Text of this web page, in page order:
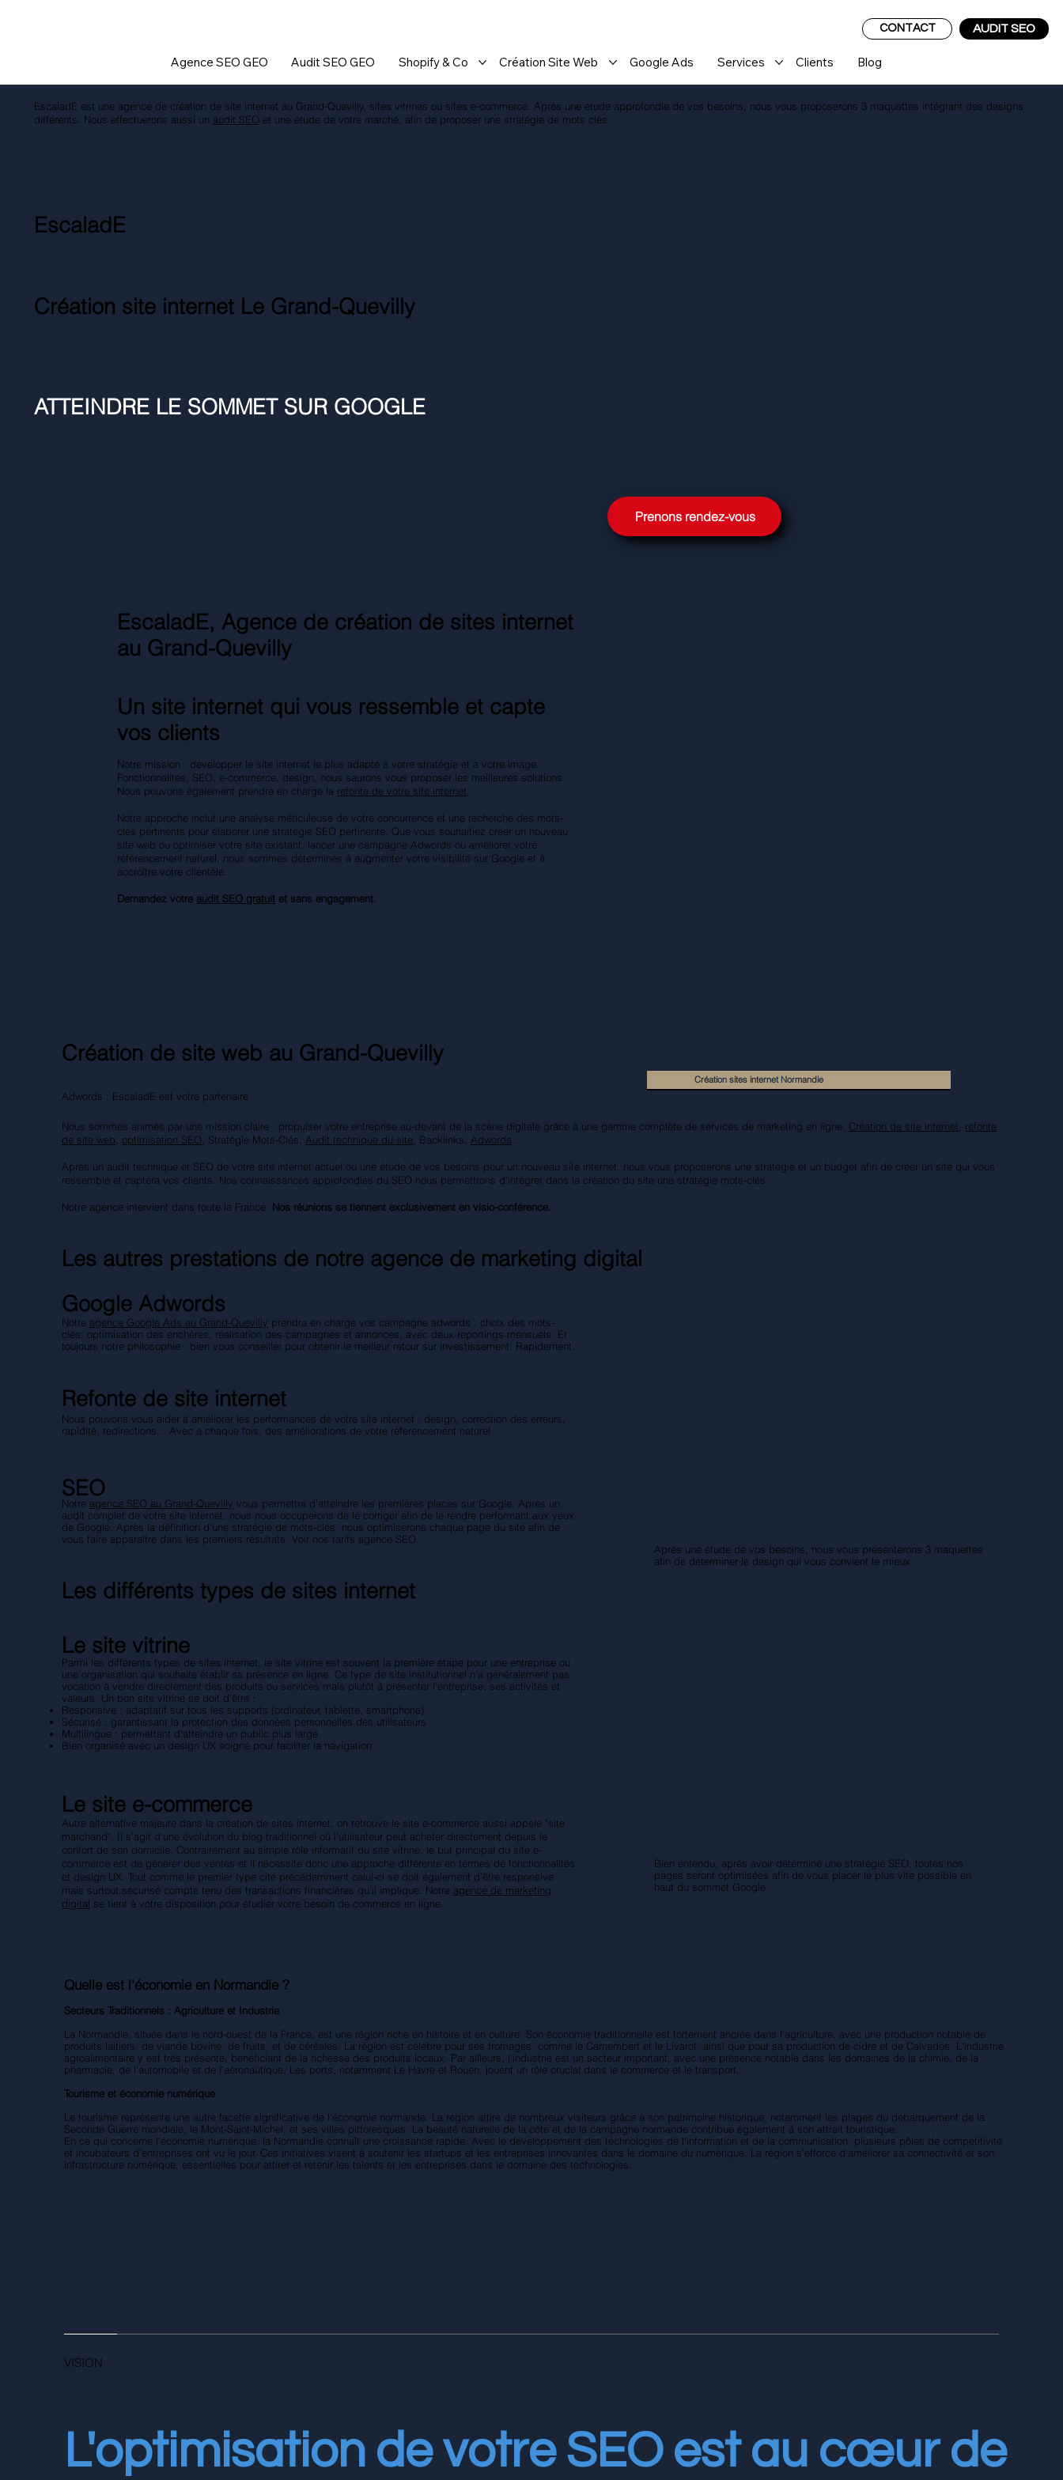
AUDIT SEO
CONTACT
Agence SEO GEO Audit SEO GEO Shopify & Co Création Site Web Google Ads Services Clients Blog
EscaladE
ATTEINDRE LE SOMMET SUR GOOGLE
Création site internet Le Grand-Quevilly
EscaladE est une agence de création de site internet au Grand-Quevilly, sites vitrines ou sites e-commerce. Après une étude approfondie de vos besoins, nous vous proposerons 3 maquettes intégrant des designs
différents. Nous effectuerons aussi un audit SEO et une étude de votre marché, afin de proposer une stratégie de mots clés.
Prenons rendez-vous
Nous sommes animés par une mission claire : propulser votre entreprise au-devant de la scène digitale grâce à une gamme complète de services de marketing en ligne. Création de site internet, refonte
de site web,optimisation SEO, Stratégie Mots-Clés,Audit technique du site, Backlinks,Adwords...
Après un audit technique et SEO de votre site internet actuel ou une étude de vos besoins pour un nouveau site internet, nous vous proposerons une stratégie et un budget afin de créer un site qui vous
ressemble et captera vos clients. Nos connaissances approfondies du SEO nous permettrons d'intégrer dans la création du site une stratégie mots-clés.
Notre agence intervient dans toute la France. Nos réunions se tiennent exclusivement en visio-conférence.
Création de site web au Grand-Quevilly
Adwords : EscaladE est votre partenaire
Les autres prestations de notre agence de marketing digital
Google Adwords
Notre agence Google Ads au Grand-Quevilly prendra en charge vos campagne adwords : choix des mots-
clés, optimisation des enchères, réalisation des campagnes et annonces, avec deux reportings mensuels. Et
toujours notre philosophie : bien vous conseiller pour obtenir le meilleur retour sur investissement. Rapidement.
SEO
Les différents types de sites internet
Notre agence SEO au Grand-Quevilly vous permettra d'atteindre les premières places sur Google. Après un
audit complet de votre site internet, nous nous occuperons de le corriger afin de le rendre performant aux yeux
de Google. Après la définition d'une stratégie de mots-clés, nous optimiserons chaque page du site afin de
vous faire apparaître dans les premiers résultats. Voir nostarifs agence SEO
Le site vitrine
Parmi les différents types de sites internet, le site vitrine est souvent la première étape pour une entreprise ou
une organisation qui souhaite établir sa présence en ligne. Ce type de site institutionnel n'a généralement pas
vocation à vendre directement des produits ou services mais plutôt à présenter l'entreprise, ses activités et
valeurs. Un bon site vitrine se doit d'être :
Responsive : adaptatif sur tous les supports (ordinateur, tablette, smartphone)
Sécurisé : garantissant la protection des données personnelles des utilisateurs
Multilingue : permettant d'atteindre un public plus large
Bien organisé avec un design UX soigné pour faciliter la navigation
Autre alternative majeure dans la création de sites internet, on retrouve le site e-commerce aussi appelé "site
marchand". Il s'agit d'une évolution du blog traditionnel où l'utilisateur peut acheter directement depuis le
confort de son domicile. Contrairement au simple rôle informatif du site vitrine, le but principal du site e-
commerce est de générer des ventes et il nécessite donc une approche différente en termes de fonctionnalités
et design UX. Tout comme le premier type cité précédemment celui-ci se doit également d’être responsive
mais surtout sécurisé compte tenu des transactions financières qu’il implique. Notre agence de marketing
digital se tient à votre disposition pour étudier votre besoin de commerce en ligne.
Le site e-commerce
Refonte de site internet
Nous pouvons vous aider à améliorer les performances de votre site internet : design, correction des erreurs,
rapidité, redirections... Avec à chaque fois, des améliorations de votre réferencement naturel
Après une étude de vos besoins, nous vous présenterons 3 maquettes
afin de déterminer le design qui vous convient le mieux.
Bien entendu, après avoir déterminé une stratégie SEO, toutes nos
pages seront optimisées afin de vous placer le plus vite possible en
haut du sommet Google.
Quelle est l'économie en Normandie ?
Secteurs Traditionnels : Agriculture et Industrie
La Normandie, située dans le nord-ouest de la France, est une région riche en histoire et en culture. Son économie traditionnelle est fortement ancrée dans l'agriculture, avec une production notable de
produits laitiers, de viande bovine, de fruits, et de céréales. La région est célèbre pour ses fromages, comme le Camembert et le Livarot, ainsi que pour sa production de cidre et de Calvados. L'industrie
agroalimentaire y est très présente, bénéficiant de la richesse des produits locaux. Par ailleurs, l'industrie est un secteur important, avec une présence notable dans les domaines de la chimie, de la
pharmacie, de l'automobile et de l'aéronautique. Les ports, notamment Le Havre et Rouen, jouent un rôle crucial dans le commerce et le transport.
Tourisme et économie numérique
Le tourisme représente une autre facette significative de l'économie normande. La région attire de nombreux visiteurs grâce à son patrimoine historique, notamment les plages du débarquement de la
Seconde Guerre mondiale, le Mont-Saint-Michel, et ses villes pittoresques. La beauté naturelle de la côte et de la campagne normande contribue également à son attrait touristique.
En ce qui concerne l'économie numérique, la Normandie connaît une croissance rapide. Avec le développement des technologies de l'information et de la communication, plusieurs pôles de compétitivité
et incubateurs d'entreprises ont vu le jour. Ces initiatives visent à soutenir les startups et les entreprises innovantes dans le domaine du numérique. La région s'efforce d'améliorer sa connectivité et son
infrastructure numérique, essentielles pour attirer et retenir les talents et les entreprises dans le domaine des technologies.
Notre mission : développer le site internet le plus adapté à votre stratégie et à votre image.
Fonctionnalités, SEO, e-commerce, design, nous saurons vous proposer les meilleures solutions.
Nous pouvons également prendre en charge la refonte de votre site internet.
Notre approche inclut une analyse méticuleuse de votre concurrence et une recherche des mots-
clés pertinents pour élaborer une stratégie SEO pertinente. Que vous souhaitiez créer un nouveau
site web ou optimiser votre site existant, lancer une campagne Adwords ou améliorer votre
référencement naturel, nous sommes déterminés à augmenter votre visibilité sur Google et à
accroître votre clientèle.
Demandez votre audit SEO gratuit et sans engagement.
Un site internet qui vous ressemble et capte
vos clients
EscaladE, Agence de création de sites internet
au Grand-Quevilly
Création sites internet Normandie
VISION
L'optimisation de votre SEO est au cœur de